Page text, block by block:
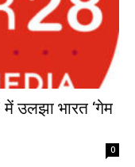
उलझा भारत ‘गेम
0